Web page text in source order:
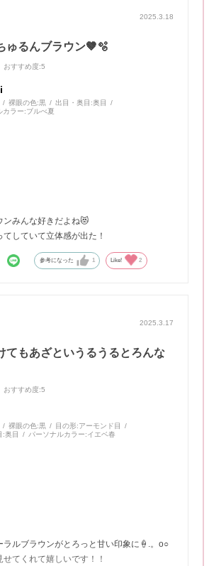
2025.3.18
ゅるんブラウン🤎🫧
おすすめ度:5
裸眼の色:黒 出目・奥目:奥目
カラー:ブルべ夏
ンみんな好きだよね😻
していて立体感が出た！
参考になった 1 Like! 2
2025.3.17
てもあざというるうるとろんな
おすすめ度:5
裸眼の色:黒 目の形:アーモンド目
:奥目 パーソナルカラー:イエベ春
ラルブラウンがとろっと甘い印象に🍦.。o○
てくれて嬉しいです！！